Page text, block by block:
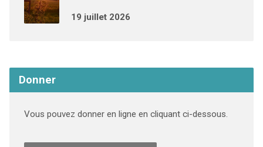
19 juillet 2026
Donner
Vous pouvez donner en ligne en cliquant ci-dessous.